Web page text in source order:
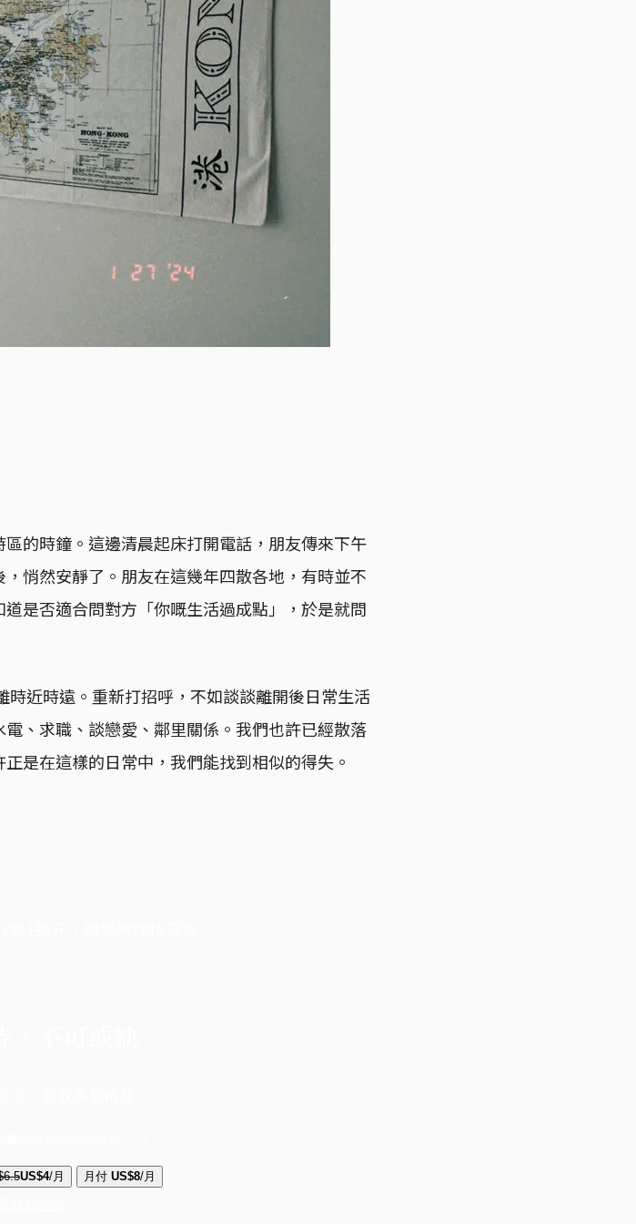
的時鐘。這邊清晨起床打開電話，朋友傳來下午
悄然安靜了。朋友在這幾年四散各地，有時並不
是否適合問對方「你嘅生活過成點」，於是就問
近時遠。重新打招呼，不如談談離開後日常生活
、求職、談戀愛、鄰里關係。我們也許已經散落
是在這樣的日常中，我們能找到相似的得失。
US$4/月 月付 US$8/月